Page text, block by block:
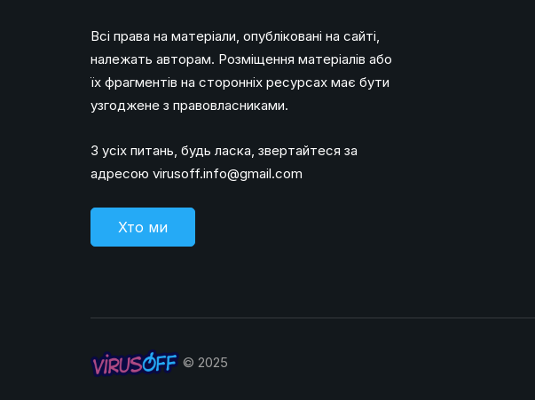
Всі права на матеріали, опубліковані на сайті,
належать авторам. Розміщення матеріалів або
їх фрагментів на сторонніх ресурсах має бути
узгоджене з правовласниками.
З усіх питань, будь ласка, звертайтеся за
адресою virusoff.info@gmail.com
Хто ми
© 2025